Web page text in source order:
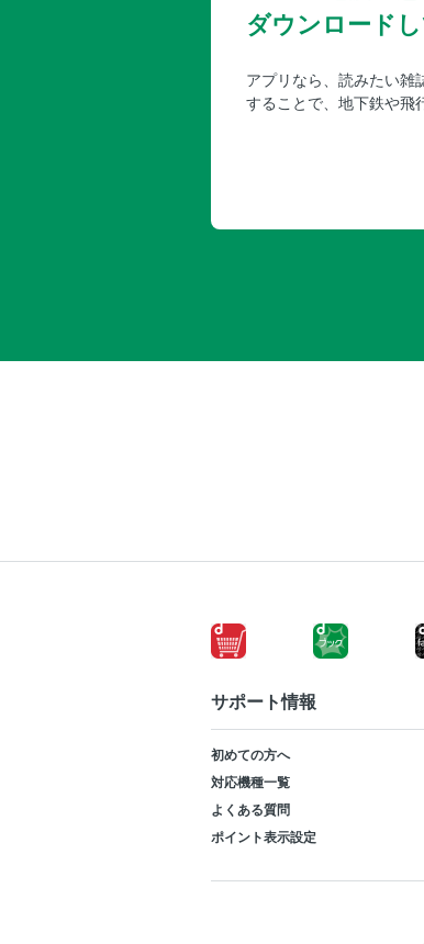
ダウンロード
アプリなら、読みたい雑
することで、地下鉄や飛
サポート情報
初めての方へ
対応機種一覧
よくある質問
ポイント表示設定